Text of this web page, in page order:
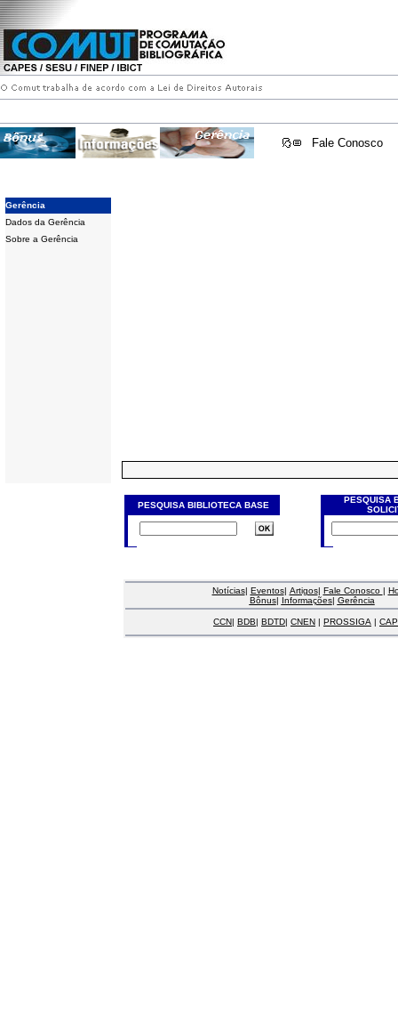
Fale Conosco
Gerência
Dados da Gerência
Sobre a Gerência
PESQUISA BIBLIOTECA BASE
PESQUISA
Notícias| Eventos| Artigos| Fale Conosco |
Bônus| Informações| Gerência
CCN| BDB| BDTD| CNEN | PROSSIGA |